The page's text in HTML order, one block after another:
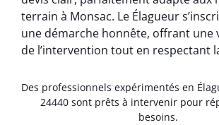
terrain à Monsac. Le Élagueur
une démarche honnête, offrant une
de l’intervention tout en respectant
Des professionnels expérimentés en
24440 sont prêts à intervenir pour
besoins.